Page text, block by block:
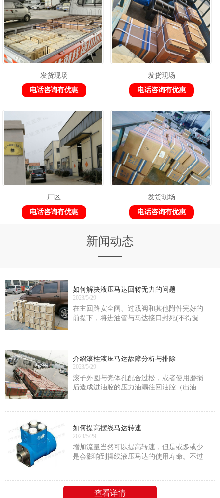
发货现场
电话咨询有优惠
发货现场
电话咨询有优惠
厂区
电话咨询有优惠
发货现场
电话咨询有优惠
新闻动态
——
如何解决液压马达回转无力的问题
2023/5/29
在主回路安全阀、过载阀和其他附件完好的
前提下，将进油管与马达接口封死(不得漏
介绍滚柱液压马达故障分析与排除
2023/5/29
滚子外圆与壳体孔配合过松，或者使用磨损
后造成进油腔的压力油漏往回油腔（出油
如何提高摆线马达转速
2023/5/29
增加流量当然可以提高转速，但是或多或少
是会影响到摆线液压马达的使用寿命。不过
查看详情